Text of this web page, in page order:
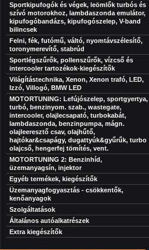
Sportkipufogók és végek, leömlők turbós és
szívó motorokhoz, lambdaszonda emulátor,
kipufogóbandázs, kipufogószelep, V-band
bilincsek
Felni, fék, futómű, váltó, nyomtávszélesítő,
toronymerevítő, stabrúd
Sportlégszűrők, pollenszűrők, vízcső és
intercooler tartozékok-kiegészítők
Világítástechnika, Xenon, Xenon trafó, LED,
Izzó, Villogó, BMW LED
MOTORTUNING: Lefújószelep, sportgyertya,
turbó, benzinyom. szab., wastegate,
intercooler, olajlecsapató, turbokabát,
lambdaszonda, benzinpumpa, mágn.
olajleeresztő csav, olajhűtő,
hajtókar&csapágy, dugattyúk&gyűrűk, turbo
olajcső, hengerfej tömítés, vent.
MOTORTUNING 2: Benzinhíd,
üzemanyagsín, injektor
Egyéb termékek, kiegészítők
Üzemanyagfogyasztás - csökkentők,
kenőanyagok
Szolgáltatások
Általános autóalkatrészek
Extra kiegészítők